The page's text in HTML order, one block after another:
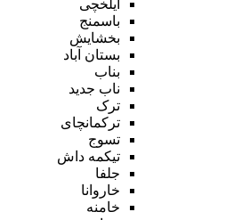
ایلخچی
باسمنج
بخشایش
بستان آباد
بناب
ناب جدید
ترک
ترکمانچای
تسوج
تیکمه داش
جلفا
خاروانا
خامنه